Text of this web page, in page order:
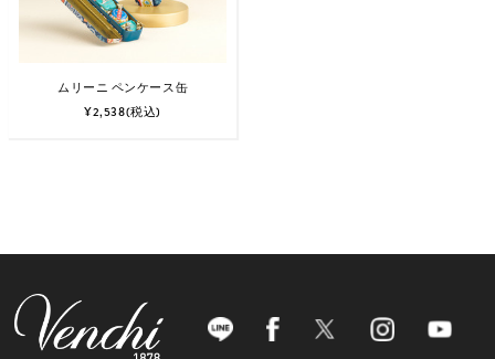
ムリーニ ペンケース缶
¥2,538(税込)